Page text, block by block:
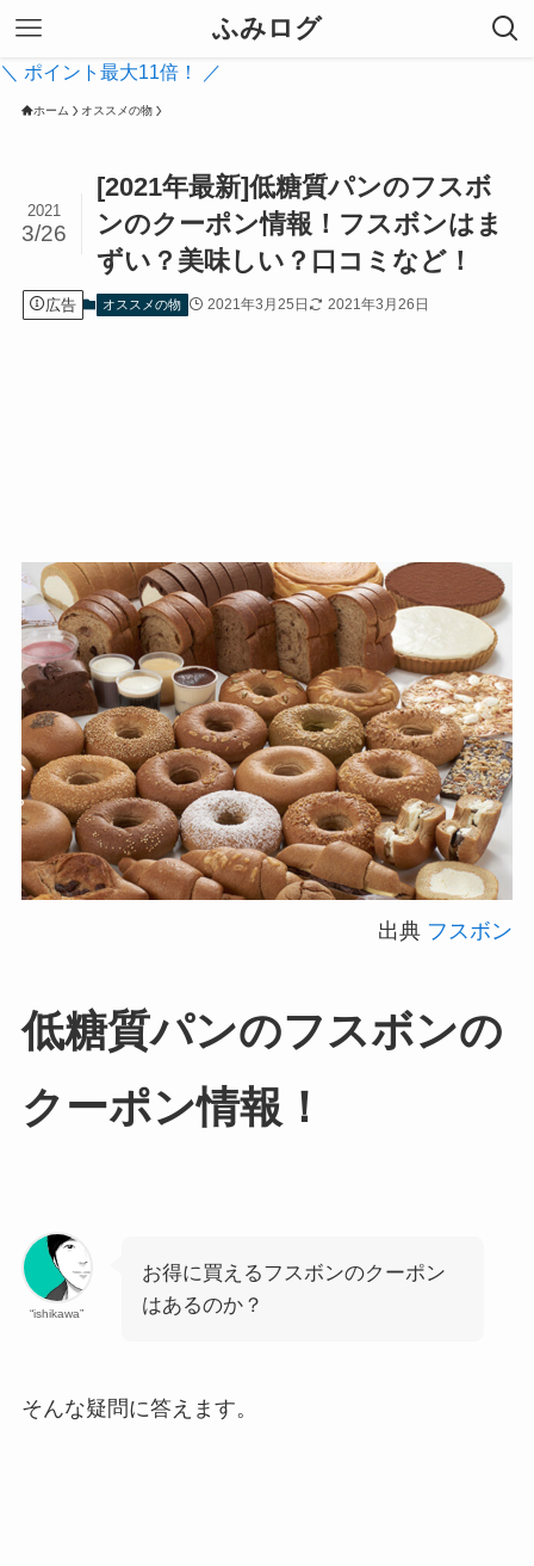
ふみログ
＼ ポイント最大11倍！ ／
ホーム オススメの物
[2021年最新]低糖質パンのフスボ
ンのクーポン情報！フスボンはま
ずい？美味しい？口コミなど！
2021
3/26
広告 オススメの物 2021年3月25日 2021年3月26日
出典 フスボン
低糖質パンのフスボンの
クーポン情報！
“ishikawa”
お得に買えるフスボンのクーポン
はあるのか？
そんな疑問に答えます。